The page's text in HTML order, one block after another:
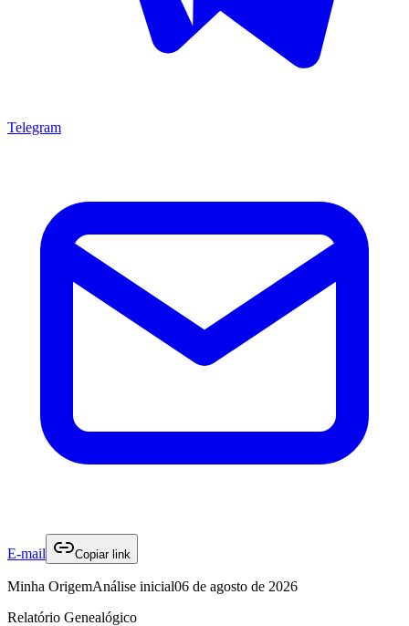
Telegram
E-mail Copiar link
Minha OrigemAnálise inicial06 de agosto de 2026
Relatório Genealógico